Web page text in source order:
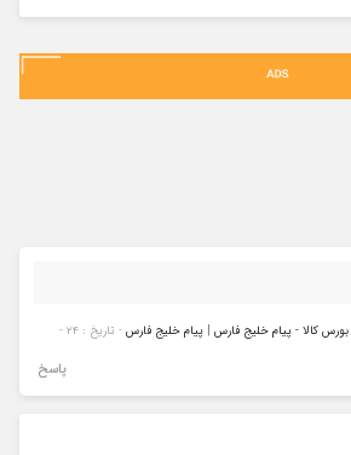
- تاریخ : ۲۴ -
پاسخ